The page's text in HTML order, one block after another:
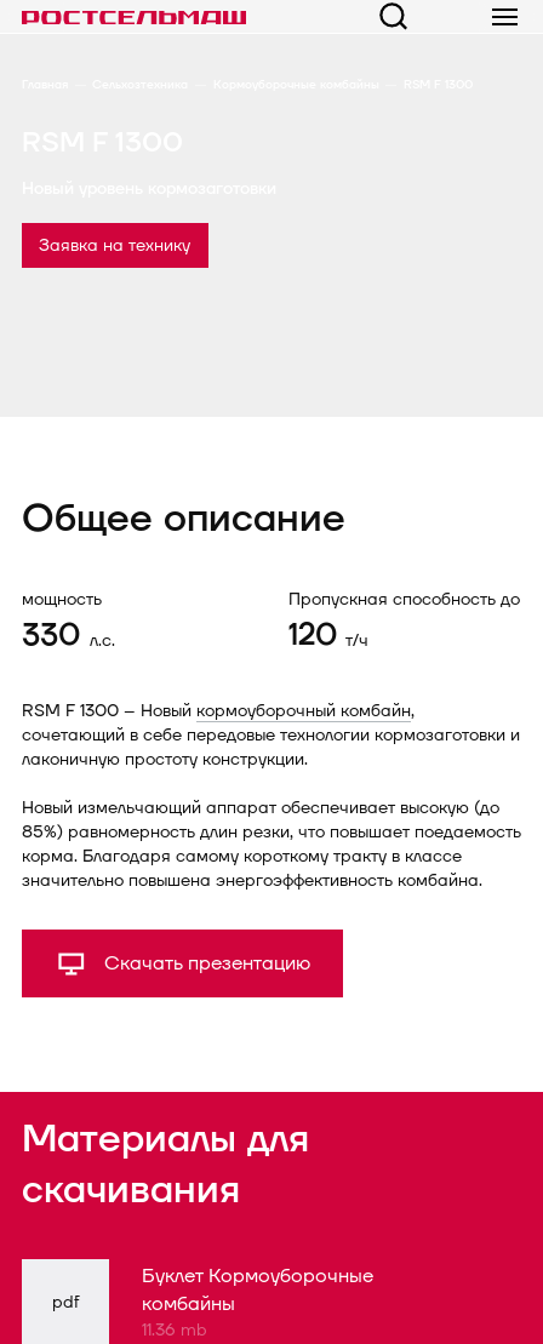
Заявка на технику
Общее описание
мощность
330 л.с.
Пропускная способность до
120 т/ч
RSM F 1300 – Новый кормоуборочный комбайн,
сочетающий в себе передовые технологии кормозаготовки и
лаконичную простоту конструкции.
Новый измельчающий аппарат обеспечивает высокую (до
85%) равномерность длин резки, что повышает поедаемость
корма. Благодаря самому короткому тракту в классе
значительно повышена энергоэффективность комбайна.
Скачать презентацию
Материалы для
скачивания
pdf
Буклет Кормоуборочные
комбайны
11.36 mb